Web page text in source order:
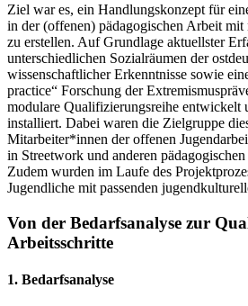
Ziel war es, ein Handlungskonzept für
in der (offenen) pädagogischen Arbeit mit
zu erstellen. Auf Grundlage aktuellster
unterschiedlichen Sozialräumen der
wissenschaftlicher Erkenntnisse sowie
practice“ Forschung der
modulare Qualifizierungsreihe entwickelt
installiert. Dabei waren die Zielgruppe
Mitarbeiter*innen der offenen
in Streetwork und anderen
Zudem wurden im Laufe des
Jugendliche mit passenden
Von der Bedarfsanalyse zur
Arbeitsschritte
1. Bedarfsanalyse